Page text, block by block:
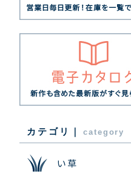
カテゴリ｜ category